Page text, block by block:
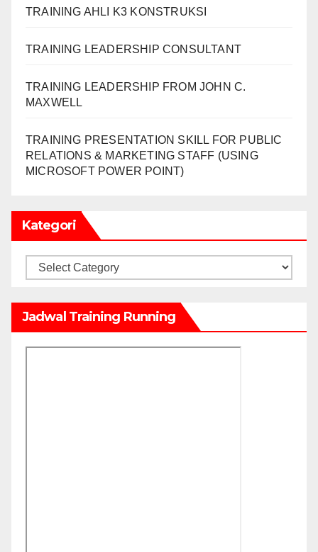
TRAINING AHLI K3 KONSTRUKSI
TRAINING LEADERSHIP CONSULTANT
TRAINING LEADERSHIP FROM JOHN C.
MAXWELL
TRAINING PRESENTATION SKILL FOR PUBLIC
RELATIONS & MARKETING STAFF (USING
MICROSOFT POWER POINT)
Kategori
Kategori
Jadwal Training Running